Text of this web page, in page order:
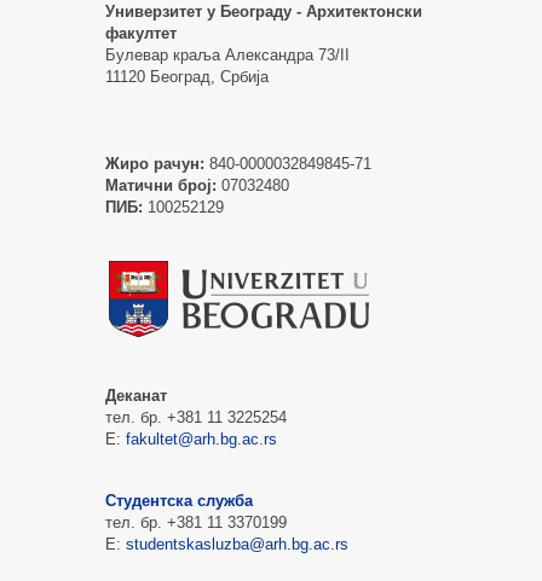
Универзитет у Београду - Архитектонски
факултет
Булевар краља Александра 73/II
11120 Београд, Србија
Жиро рачун: 840-0000032849845-71
Матични број: 07032480
ПИБ: 100252129
Деканат
тел. бр. +381 11 3225254
Е: fakultet@arh.bg.ac.rs
Студентска служба
тел. бр. +381 11 3370199
Е: studentskasluzba@arh.bg.ac.rs